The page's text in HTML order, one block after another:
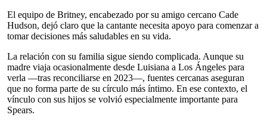
El equipo de Britney, encabezado por su amigo cercano Cade
Hudson, dejó claro que la cantante necesita apoyo para comenzar a
tomar decisiones más saludables en su vida.
La relación con su familia sigue siendo complicada. Aunque su
madre viaja ocasionalmente desde Luisiana a Los Ángeles para
verla —tras reconciliarse en 2023—, fuentes cercanas aseguran
que no forma parte de su círculo más íntimo. En ese contexto, el
vínculo con sus hijos se volvió especialmente importante para
Spears.